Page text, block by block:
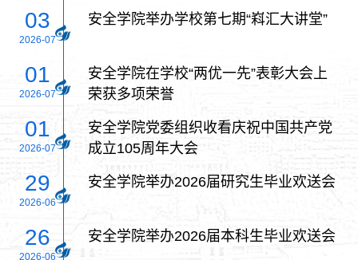
03
2026-07
安全学院举办学校第七期“嵙汇大讲堂”
01
2026-07
安全学院在学校“两优一先”表彰大会上
荣获多项荣誉
01
2026-07
安全学院党委组织收看庆祝中国共产党
成立105周年大会
29
2026-06
安全学院举办2026届研究生毕业欢送会
26
2026-06
安全学院举办2026届本科生毕业欢送会